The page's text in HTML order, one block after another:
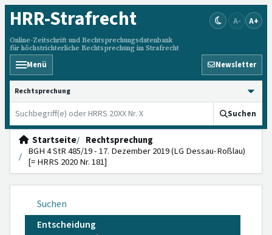
HRR-Strafrecht
Online-Zeitschrift und Rechtsprechungsdatenbank
für höchstrichterliche Rechtsprechung im Strafrecht
A- A+
Menü Newsletter
HRRS durchsuchen
Suchen
Startseite
Rechtsprechung
BGH 4 StR 485/19 - 17. Dezember 2019 (LG Dessau-Roßlau)
[= HRRS 2020 Nr. 181]
Suchen
Entscheidung